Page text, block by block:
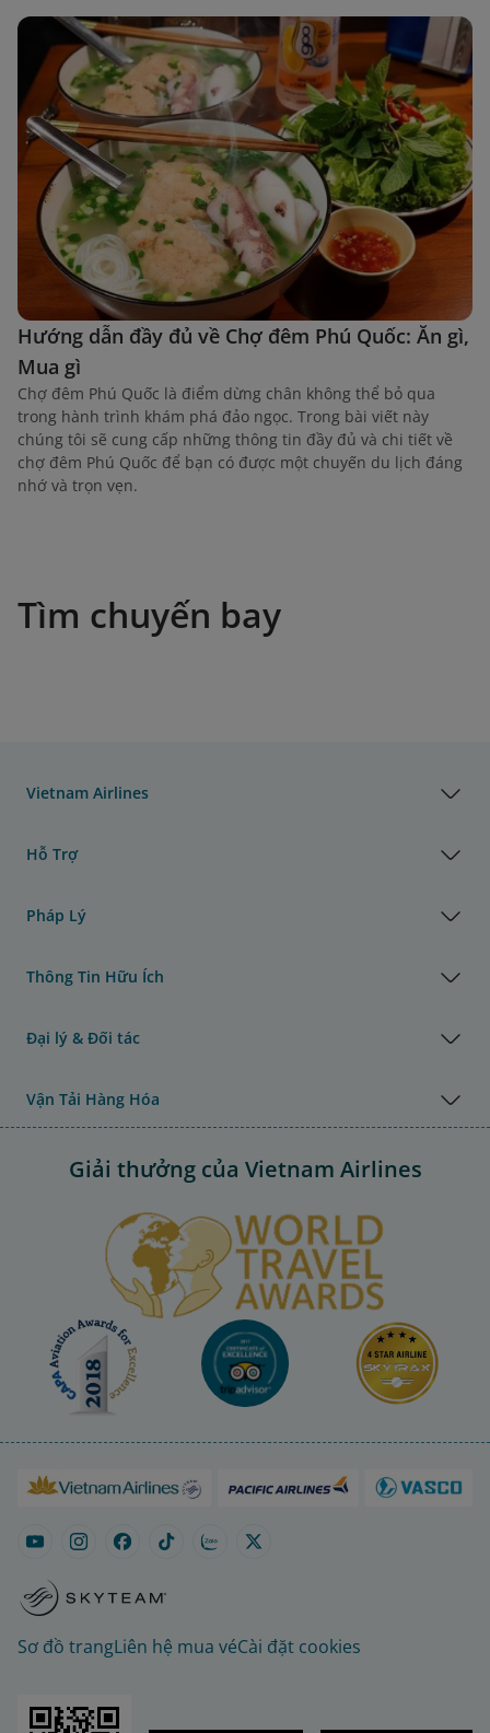
Hướng dẫn đầy đủ về Chợ đêm Phú Quốc: Ăn gì,
Mua gì
Chợ đêm Phú Quốc là điểm dừng chân không thể bỏ qua
trong hành trình khám phá đảo ngọc. Trong bài viết này
chúng tôi sẽ cung cấp những thông tin đầy đủ và chi tiết về
chợ đêm Phú Quốc để bạn có được một chuyến du lịch đáng
nhớ và trọn vẹn.
Tìm chuyến bay
Vietnam Airlines
Hỗ Trợ
Pháp Lý
Thông Tin Hữu Ích
Đại lý & Đối tác
Vận Tải Hàng Hóa
Giải thưởng của Vietnam Airlines
Sơ đồ trangLiên hệ mua véCài đặt cookies